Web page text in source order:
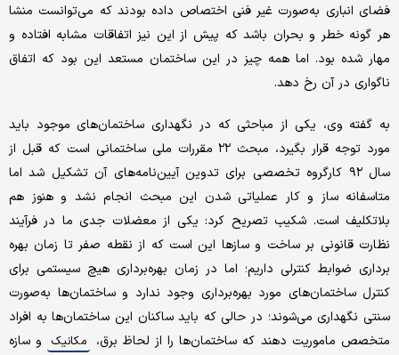
فضای انباری به‌صورت غیر فنی اختصاص داده بودند که می‌توانست منشا
هر گونه خطر و بحران باشد که پیش از این نیز اتفاقات مشابه افتاده و
مهار شده بود. اما همه چیز در این ساختمان مستعد این بود که اتفاق
ناگواری در آن رخ دهد.
به گفته وی، یکی از مباحثی که در نگهداری ساختمان‌های موجود باید
مورد توجه قرار بگیرد، مبحث ۲۲ مقررات ملی ساختمانی است که قبل از
سال ۹۲ کارگروه تخصصی برای تدوین آیین‌نامه‌های آن تشکیل شد اما
متاسفانه ساز و کار عملیاتی شدن این مبحث انجام نشد و هنوز هم
بلاتکلیف است. شکیب تصریح کرد: یکی از معضلات جدی ما در فرآیند
نظارت قانونی بر ساخت و سازها این است که از نقطه صفر تا زمان بهره
برداری ضوابط کنترلی داریم؛ اما در زمان بهره‌برداری هیچ سیستمی برای
کنترل ساختمان‌های مورد بهره‌برداری وجود ندارد و ساختمان‌ها به‌صورت
سنتی نگهداری می‌شوند؛ در حالی که باید ساکنان این ساختمان‌ها به افراد
متخصص ماموریت دهند که ساختمان‌ها را از لحاظ برق، مکانیک و سازه